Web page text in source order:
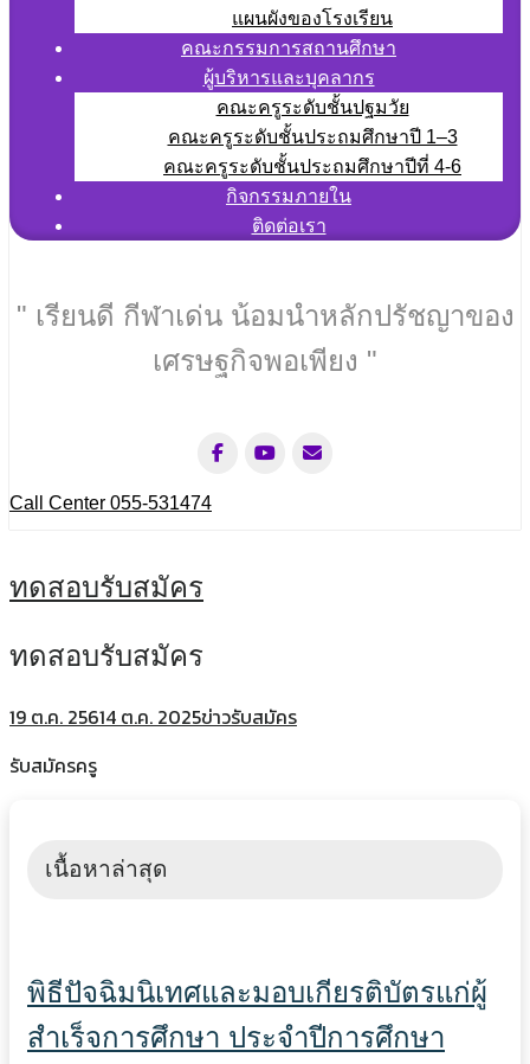
แผนผังของโรงเรียน
คณะกรรมการสถานศึกษา
ผู้บริหารและบุคลากร
คณะครูระดับชั้นปฐมวัย
คณะครูระดับชั้นประถมศึกษาปี 1–3
คณะครูระดับชั้นประถมศึกษาปีที่ 4-6
กิจกรรมภายใน
ติดต่อเรา
" เรียนดี กีฬาเด่น น้อมนำหลักปรัชญาของ
เศรษฐกิจพอเพียง "
Call Center 055-531474
ทดสอบรับสมัคร
ทดสอบรับสมัคร
19 ต.ค. 25614 ต.ค. 2025ข่าวรับสมัคร
รับสมัครครู
เนื้อหาล่าสุด
พิธีปัจฉิมนิเทศและมอบเกียรติบัตรแก่ผู้
สำเร็จการศึกษา ประจำปีการศึกษา